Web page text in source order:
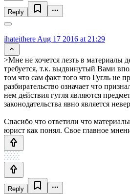
Reply
ihateithere Aug 17 2016 at 21:29
>Мне не хочется лезть в материалы
требуется, т.к. выдвинутый Вами
том что сам факт того что Гугль не
разбирательство означает что
нем действия гугля являются
законодательства явно является
Спасибо что ответили что
юрист как понял. Свое главное
Reply